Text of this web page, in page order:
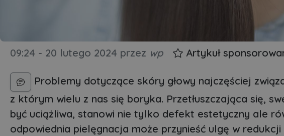
09:24 - 20 lutego 2024 przez wp Artykuł
Problemy dotyczące skóry głowy najczęściej
z którym wielu z nas się boryka. Przetłuszczająca się,
być uciążliwa, stanowi nie tylko defekt estetyczny ale
odpowiednia pielęgnacja może przynieść ulgę w